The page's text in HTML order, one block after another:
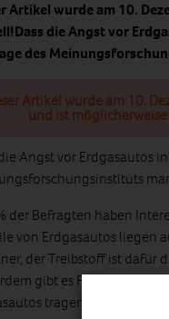
Artikel wurde am 10.
die Angst vor
des
Artikel wurde am 10.
und ist
Angst vor Erdgasautos
der Befragten haben
von Erdgasautos liegen
der Treibstoff ist dafür
gibt es Förderungen,
tragen auch etwas